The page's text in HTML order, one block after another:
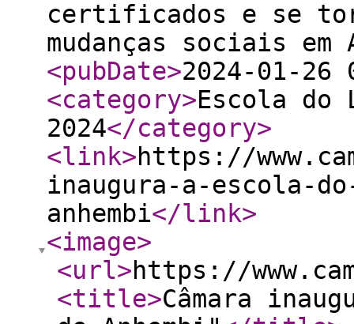
certificados e se
mudanças sociais em
<pubDate>2024-01-26
<category>Escola
2024</category>
<link>https://
inaugura-a-escola-
anhembi</link>
<image>
<url>https://
<title>Câmara